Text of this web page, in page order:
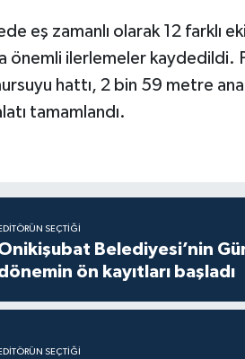
eş zamanlı olarak 12 farklı
önemli ilerlemeler kaydedildi.
hattı, 2 bin 59 metre
tamamlandı.
EDITÖRÜN SEÇTIĞI
Belediyesi’nin
ön kayıtları başladı
EDITÖRÜN SEÇTIĞI